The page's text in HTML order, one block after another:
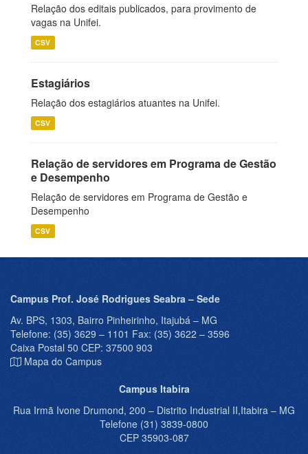
Relação dos editais publicados, para provimento de
vagas na Unifei.
CSV
Estagiários
Relação dos estagiários atuantes na Unifei.
CSV
Relação de servidores em Programa de Gestão
e Desempenho
Relação de servidores em Programa de Gestão e
Desempenho
CSV
Campus Prof. José Rodrigues Seabra – Sede
Av. BPS, 1303, Bairro Pinheirinho, Itajubá – MG
Telefone: (35) 3629 – 1101 Fax: (35) 3622 – 3596
Caixa Postal 50 CEP: 37500 903
Mapa do Campus
Campus Itabira
Rua Irmã Ivone Drumond, 200 – Distrito Industrial II,Itabira – MG
Telefone (31) 3839-0800
CEP 35903-087